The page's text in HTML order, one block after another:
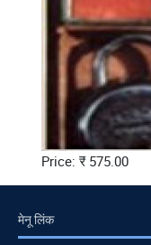
Price: ₹ 575.00
मेनू लिंक